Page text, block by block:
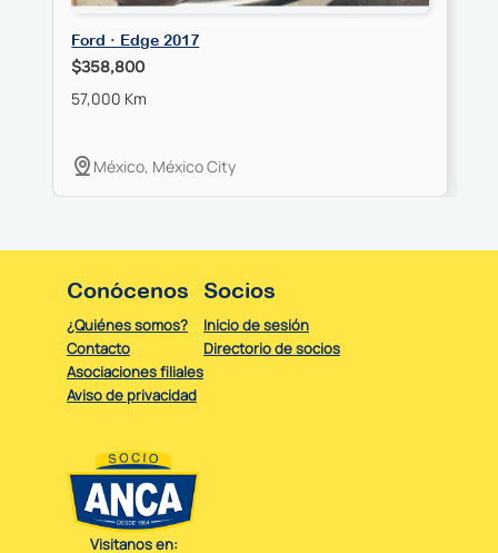
Ford · Edge 2017
$358,800
57,000 Km
México, México City
Conócenos
¿Quiénes somos?
Contacto
Asociaciones filiales
Aviso de privacidad
Socios
Inicio de sesión
Directorio de socios
Visitanos en: